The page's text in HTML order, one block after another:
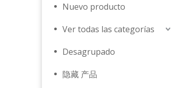
Nuevo producto
Ver todas las categorías
Desagrupado
隐藏 产品